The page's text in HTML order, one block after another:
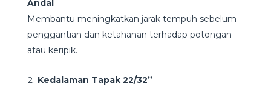
Andal
Membantu meningkatkan jarak tempuh sebelum
penggantian dan ketahanan terhadap potongan
atau keripik.
Kedalaman Tapak 22/32”